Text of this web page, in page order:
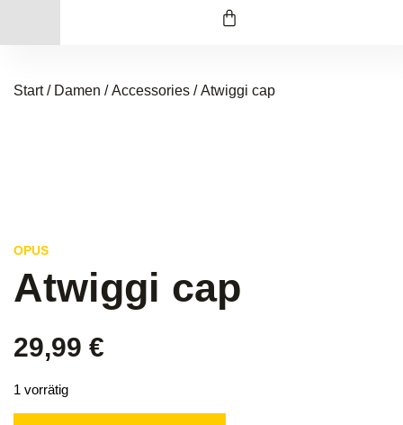
Start/ Damen /Accessories / Atwiggi cap
OPUS
Atwiggi cap
29,99 €
1 vorrätig